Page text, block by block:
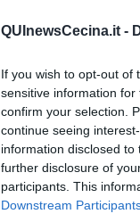
QUInewsCecina.it -
If you wish to opt-out of
sensitive information
confirm your selection.
continue seeing
information disclosed
further disclosure of
participants. This
Downstream
Lippi e gli
energetico,
La grande
Football
Sirbons 59 a 13.